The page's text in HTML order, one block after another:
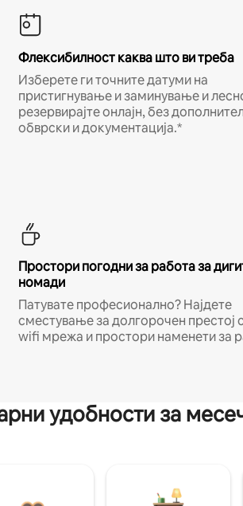
Флексибилност каква што ви треба
Изберете ги точните датуми на
пристигнување и заминување и
резервирајте онлајн, без
обврски и документација.*
Простори погодни за работа за
номади
Патувате професионално? Најдете
сместување за долгорочен престој
wifi мрежа и простори наменети за
удобности за